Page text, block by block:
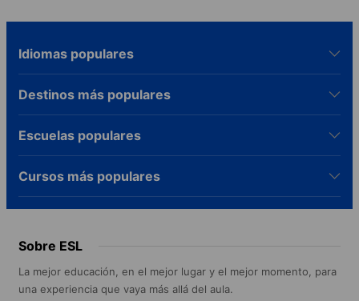
Idiomas populares
Destinos más populares
Escuelas populares
Cursos más populares
Sobre ESL
La mejor educación, en el mejor lugar y el mejor momento, para
una experiencia que vaya más allá del aula.